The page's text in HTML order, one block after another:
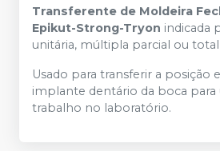
Transferente de Moldeira
Epikut-Strong-Tryon indicada
unitária, múltipla parcial ou total
Usado para transferir a posição
implante dentário da boca
trabalho no laboratório.